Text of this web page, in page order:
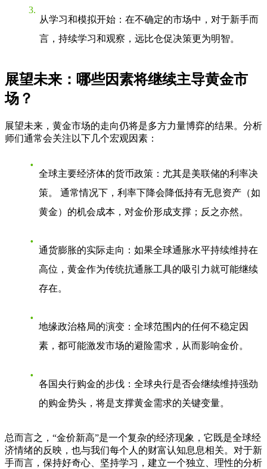
从学习和模拟开始 ：在不确定的市场中，对于新手而
言，持续学习和观察，远比仓促决策更为明智。
展望未来：哪些因素将继续主导黄金市
场？
展望未来，黄金市场的走向仍将是多方力量博弈的结果。分析
师们通常会关注以下几个宏观因素：
全球主要经济体的货币政策 ：尤其是美联储的利率决
策。 通常情况下，利率下降会降低持有无息资产（如
黄金）的机会成本，对金价形成支撑；反之亦然。
通货膨胀的实际走向 ：如果全球通胀水平持续维持在
高位，黄金作为传统抗通胀工具的吸引力就可能继续
存在。
地缘政治格局的演变 ：全球范围内的任何不稳定因
素，都可能激发市场的避险需求，从而影响金价。
各国央行购金的步伐 ：全球央行是否会继续维持强劲
的购金势头，将是支撑黄金需求的关键变量。
总而言之，“金价新高”是一个复杂的经济现象，它既是全球经
济情绪的反映，也与我们每个人的财富认知息息相关。对于新
手而言，保持好奇心、坚持学习，建立一个独立、理性的分析